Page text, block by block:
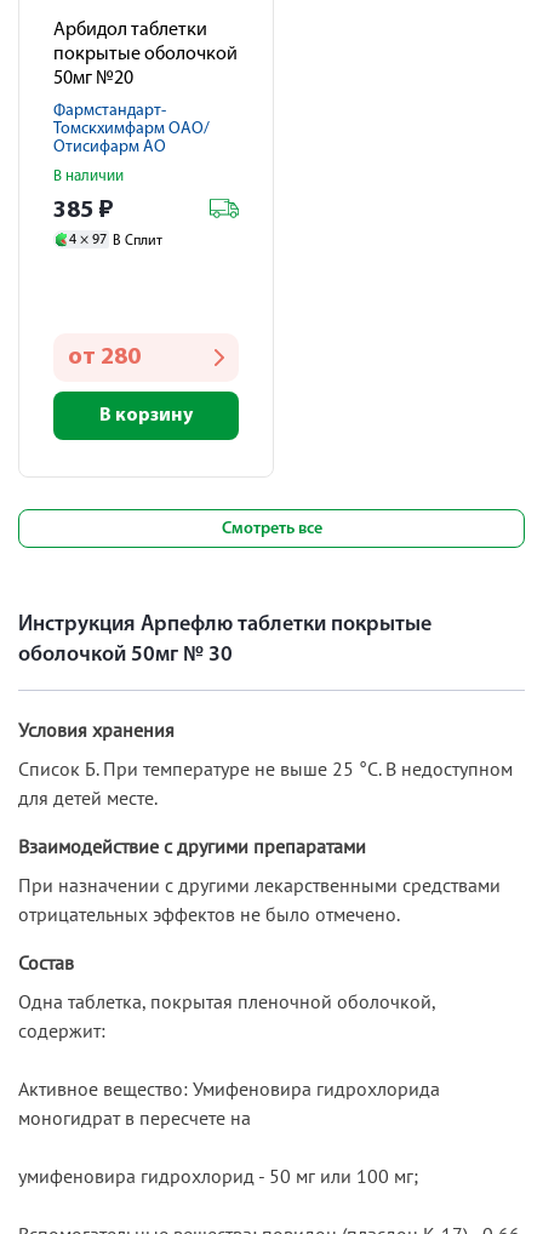
Арбидол таблетки
покрытые оболочкой
50мг №20
Фармстандарт-
Томскхимфарм ОАО/
Отисифарм АО
В наличии
385 ₽
4 × 97 В Сплит
от 280
В корзину
Смотреть все
Инструкция Арпефлю таблетки покрытые
оболочкой 50мг № 30
Условия хранения
Список Б. При температуре не выше 25 °С. В недоступном
для детей месте.
Взаимодействие с другими препаратами
При назначении с другими лекарственными средствами
отрицательных эффектов не было отмечено.
Состав
Одна таблетка, покрытая пленочной оболочкой,
содержит:
Активное вещество: Умифеновира гид­рохлорида
моногидрат в пересчете на
умифеновира гидрохлорид - 50 мг или 100 мг;